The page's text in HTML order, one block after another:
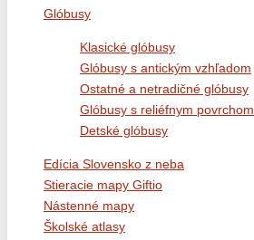
Glóbusy
Klasické glóbusy
Glóbusy s antickým vzhľadom
Ostatné a netradičné glóbusy
Glóbusy s reliéfnym povrchom
Detské glóbusy
Edícia Slovensko z neba
Stieracie mapy Giftio
Nástenné mapy
Školské atlasy